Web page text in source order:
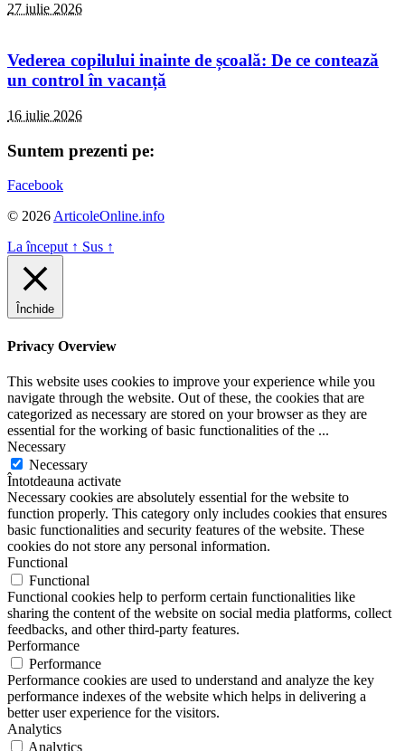
27 iulie 2026
Vederea copilului inainte de școală: De ce contează
un control în vacanță
16 iulie 2026
Suntem prezenti pe:
Facebook
© 2026 ArticoleOnline.info
La început ↑ Sus ↑
Închide
Privacy Overview
This website uses cookies to improve your experience while you
navigate through the website. Out of these, the cookies that are
categorized as necessary are stored on your browser as they are
essential for the working of basic functionalities of the ...
Necessary
Necessary
Întotdeauna activate
Necessary cookies are absolutely essential for the website to
function properly. This category only includes cookies that ensures
basic functionalities and security features of the website. These
cookies do not store any personal information.
Functional
Functional
Functional cookies help to perform certain functionalities like
sharing the content of the website on social media platforms, collect
feedbacks, and other third-party features.
Performance
Performance
Performance cookies are used to understand and analyze the key
performance indexes of the website which helps in delivering a
better user experience for the visitors.
Analytics
Analytics